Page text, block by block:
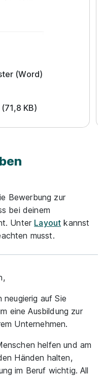
(Word)
(71,8 KB)
Bewerbung zur
bei deinem
Unter Layout kannst
musst.
auf Sie
eine Ausbildung zur
Unternehmen.
helfen und am
Händen halten,
im Beruf wichtig. All